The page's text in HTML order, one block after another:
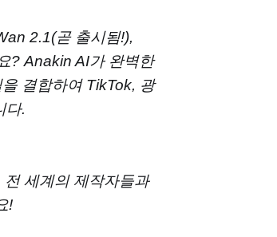
2.1(곧 출시됨!),
? Anakin AI가 완벽한
결합하여 TikTok, 광
다.
세계의 제작자들과
!